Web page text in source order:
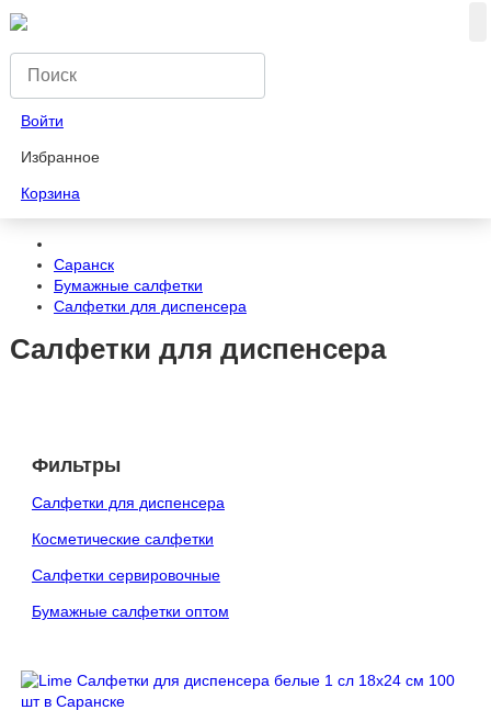
Войти
Избранное
Корзина
Саранск
Бумажные салфетки
Салфетки для диспенсера
Салфетки для диспенсера
Фильтры
Салфетки для диспенсера
Косметические салфетки
Салфетки сервировочные
Бумажные салфетки оптом